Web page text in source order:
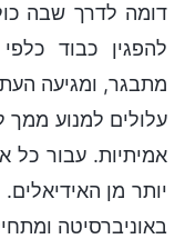
דומה לדרך שבה
להפגין כבוד
מתבגר, ומגיעה
עלולים למנוע ממך
אמיתיות. עבור כל
יותר מן
באוניברסיטה